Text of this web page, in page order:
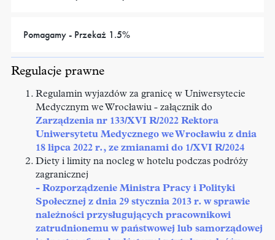
Pomagamy - Przekaż 1.5%
Regulacje prawne
Regulamin wyjazdów za granicę w Uniwersytecie
Medycznym we Wrocławiu - załącznik do
Zarządzenia nr 133/XVI R/2022 Rektora
Uniwersytetu Medycznego we Wrocławiu z dnia
18 lipca 2022 r., ze zmianami do 1/XVI R/2024
Diety i limity na nocleg w hotelu podczas podróży
zagranicznej
- Rozporządzenie Ministra Pracy i Polityki
Społecznej z dnia 29 stycznia 2013 r. w sprawie
należności przysługujących pracownikowi
zatrudnionemu w państwowej lub samorządowej